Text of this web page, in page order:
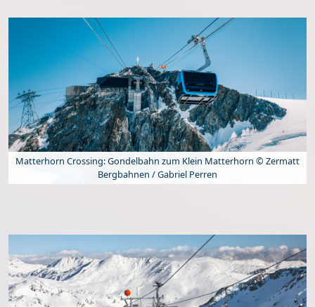
Matterhorn Crossing: Gondelbahn zum Klein Matterhorn © Zermatt
Bergbahnen / Gabriel Perren